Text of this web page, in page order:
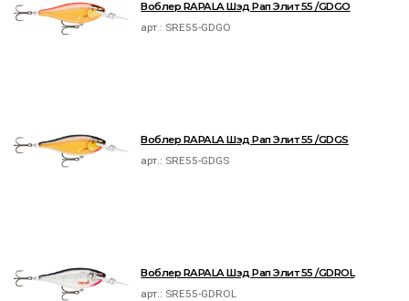
Воблер RAPALA Шэд Рап Элит 55 /GDGO
арт.: SRE55-GDGO
Воблер RAPALA Шэд Рап Элит 55 /GDGS
арт.: SRE55-GDGS
Воблер RAPALA Шэд Рап Элит 55 /GDROL
арт.: SRE55-GDROL